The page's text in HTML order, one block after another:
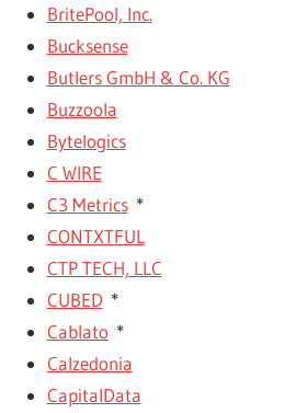
BritePool, Inc.
Bucksense
Butlers GmbH & Co. KG
Buzzoola
Bytelogics
C WIRE
C3 Metrics*
CONTXTFUL
CTP TECH, LLC
CUBED*
Cablato *
Calzedonia
CapitalData